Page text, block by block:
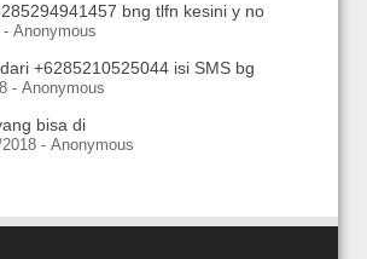
bng tlfn kesini y no
- Anonymous
+6285210525044 isi SMS bg
- Anonymous
bisa di
- Anonymous